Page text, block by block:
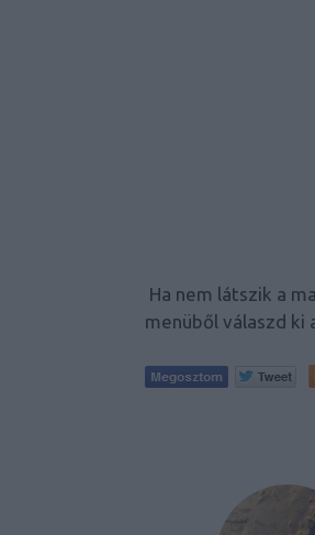
Ha nem látszik a
menüből válaszd ki